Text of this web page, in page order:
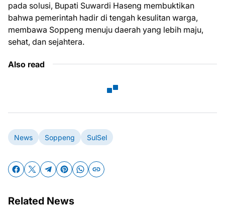
pada solusi, Bupati Suwardi Haseng membuktikan
bahwa pemerintah hadir di tengah kesulitan warga,
membawa Soppeng menuju daerah yang lebih maju,
sehat, dan sejahtera.
Also read
News Soppeng SulSel
Related News